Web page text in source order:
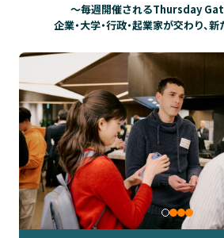
〜毎週開催されるThursday
企業・大学・行政・起業家が交わり、